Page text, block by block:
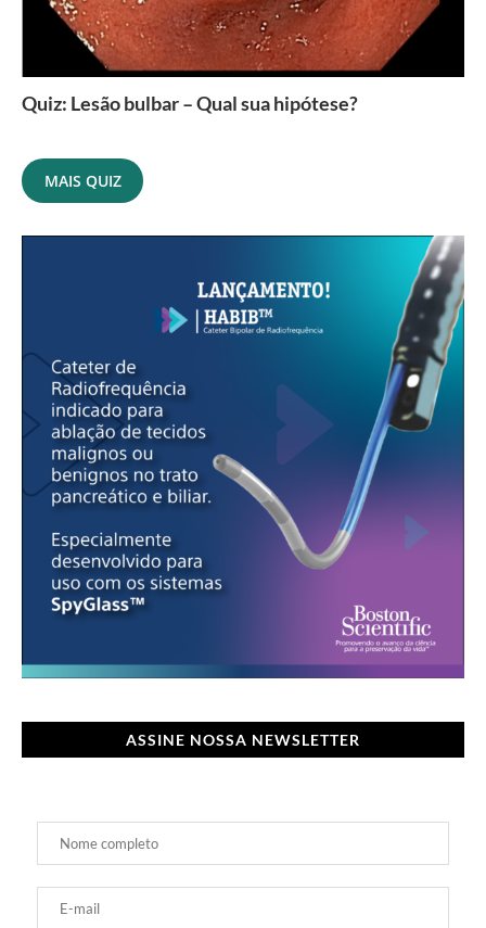
Quiz: Lesão bulbar – Qual sua hipótese?
MAIS QUIZ
ASSINE NOSSA NEWSLETTER